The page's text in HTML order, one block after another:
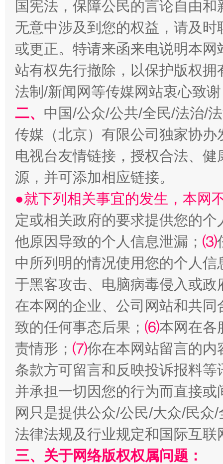
揭开“小金库”的免责幌子
受贿1.44亿！段成刚被判无期 从幼
全民健身五年计划来了！等你上场
国宪法，保障公民的言论自由
无意中涉及到您的权益，请及
或更正。特请来函来电说明本
站有权先行撤除，以保护版权
法制/新闻网等传媒网站衷心致
二、 中国/公众/公共/全民/法治/
传媒（北京）有限公司独家协
电视台友情链接，授权合法、
源，并可添加相应链接。
●就下列相关事宜的发生，本网
定或相关政府的要求提供您的个
他原因导致的个人信息泄漏； ⑶
中所列明的情况使用您的个人
于黑客攻击、电脑病毒侵入或
在本网的企业、公司网站和共
致的任何事态后果； ⑹本网在各
责情形； ⑺你在本网站留言的内
条款方可留言和反映投诉报料
并承担一切因您的行为而直接
网只是提供公众/公民/大众/民
法律法规及行业规定和国际互
三、关于网络版权权属问题：